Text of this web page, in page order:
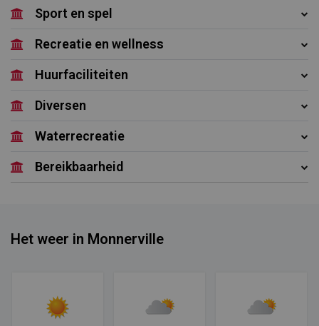
Sport en spel
Recreatie en wellness
Huurfaciliteiten
Diversen
Waterrecreatie
Bereikbaarheid
Het weer in Monnerville